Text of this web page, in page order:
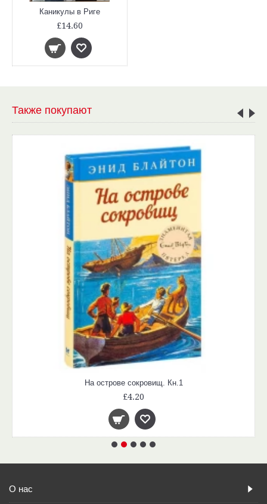
Каникулы в Риге
£14.60
Также покупают
На острове сокровищ. Кн.1
£4.20
О нас